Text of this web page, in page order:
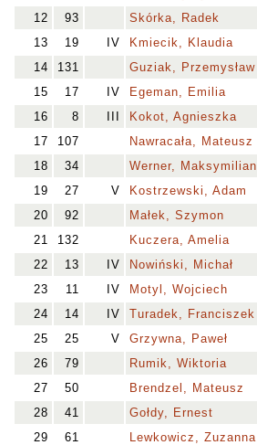
12
93 Skórka, Radek
13
19 IV Kmiecik, Klaudia
14
131 Guziak, Przemysław
15
17 IV Egeman, Emilia
16
8 Kokot, Agnieszka
17
107 Nawracała, Mateusz
18
34 Werner, Maksymilian
19
27 V Kostrzewski, Adam
20
92 Małek, Szymon
21
132 Kuczera, Amelia
22
13 IV Nowiński, Michał
23
11 IV Motyl, Wojciech
24
14 IV Turadek, Franciszek
25
25 V Grzywna, Paweł
26
79 Rumik, Wiktoria
27
50 Brendzel, Mateusz
28
41 Gołdy, Ernest
29
61 Lewkowicz, Zuzanna